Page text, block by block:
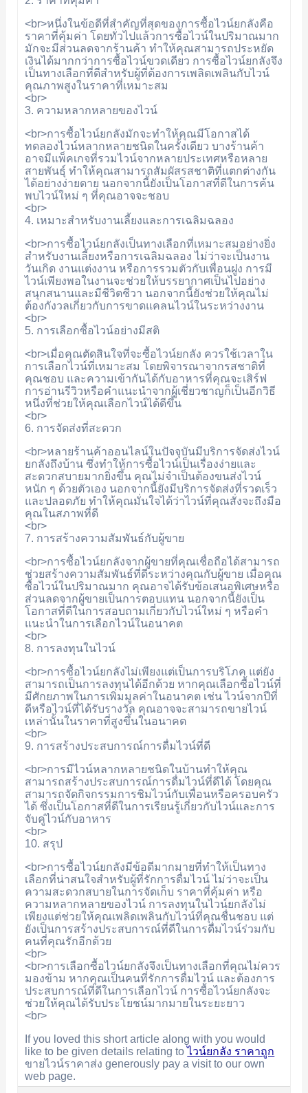
<br>หนึ่งในข้อดีที่สำคัญที่สุดของการซื้อไวน์ยกลังคือ
ราคาที่คุ้มค่า โดยทั่วไปแล้วการซื้อไวน์ในปริมาณมาก
มักจะมีส่วนลดจากร้านค้า ทำให้คุณสามารถประหยัด
เงินได้มากกว่าการซื้อไวน์ขวดเดียว การซื้อไวน์ยกลังจึง
เป็นทางเลือกที่ดีสำหรับผู้ที่ต้องการเพลิดเพลินกับไวน์
คุณภาพสูงในราคาที่เหมาะสม
<br>
3. ความหลากหลายของไวน์
<br>การซื้อไวน์ยกลังมักจะทำให้คุณมีโอกาสได้
ทดลองไวน์หลากหลายชนิดในครั้งเดียว บางร้านค้า
อาจมีแพ็คเกจที่รวมไวน์จากหลายประเทศหรือหลาย
สายพันธุ์ ทำให้คุณสามารถสัมผัสรสชาติที่แตกต่างกัน
ได้อย่างง่ายดาย นอกจากนี้ยังเป็นโอกาสที่ดีในการค้น
พบไวน์ใหม่ ๆ ที่คุณอาจจะชอบ
<br>
4. เหมาะสำหรับงานเลี้ยงและการเฉลิมฉลอง
<br>การซื้อไวน์ยกลังเป็นทางเลือกที่เหมาะสมอย่างยิ่ง
สำหรับงานเลี้ยงหรือการเฉลิมฉลอง ไม่ว่าจะเป็นงาน
วันเกิด งานแต่งงาน หรือการรวมตัวกับเพื่อนฝูง การมี
ไวน์เพียงพอในงานจะช่วยให้บรรยากาศเป็นไปอย่าง
สนุกสนานและมีชีวิตชีวา นอกจากนี้ยังช่วยให้คุณไม่
ต้องกังวลเกี่ยวกับการขาดแคลนไวน์ในระหว่างงาน
<br>
5. การเลือกซื้อไวน์อย่างมีสติ
<br>เมื่อคุณตัดสินใจที่จะซื้อไวน์ยกลัง ควรใช้เวลาใน
การเลือกไวน์ที่เหมาะสม โดยพิจารณาจากรสชาติที่
คุณชอบ และความเข้ากันได้กับอาหารที่คุณจะเสิร์ฟ
การอ่านรีวิวหรือคำแนะนำจากผู้เชี่ยวชาญก็เป็นอีกวิธี
หนึ่งที่ช่วยให้คุณเลือกไวน์ได้ดีขึ้น
<br>
6. การจัดส่งที่สะดวก
<br>หลายร้านค้าออนไลน์ในปัจจุบันมีบริการจัดส่งไวน์
ยกลังถึงบ้าน ซึ่งทำให้การซื้อไวน์เป็นเรื่องง่ายและ
สะดวกสบายมากยิ่งขึ้น คุณไม่จำเป็นต้องขนส่งไวน์
หนัก ๆ ด้วยตัวเอง นอกจากนี้ยังมีบริการจัดส่งที่รวดเร็ว
และปลอดภัย ทำให้คุณมั่นใจได้ว่าไวน์ที่คุณสั่งจะถึงมือ
คุณในสภาพที่ดี
<br>
7. การสร้างความสัมพันธ์กับผู้ขาย
<br>การซื้อไวน์ยกลังจากผู้ขายที่คุณเชื่อถือได้สามารถ
ช่วยสร้างความสัมพันธ์ที่ดีระหว่างคุณกับผู้ขาย เมื่อคุณ
ซื้อไวน์ในปริมาณมาก คุณอาจได้รับข้อเสนอพิเศษหรือ
ส่วนลดจากผู้ขายเป็นการตอบแทน นอกจากนี้ยังเป็น
โอกาสที่ดีในการสอบถามเกี่ยวกับไวน์ใหม่ ๆ หรือคำ
แนะนำในการเลือกไวน์ในอนาคต
<br>
8. การลงทุนในไวน์
<br>การซื้อไวน์ยกลังไม่เพียงแต่เป็นการบริโภค แต่ยัง
สามารถเป็นการลงทุนได้อีกด้วย หากคุณเลือกซื้อไวน์ที่
มีศักยภาพในการเพิ่มมูลค่าในอนาคต เช่น ไวน์จากปีที่
ดีหรือไวน์ที่ได้รับรางวัล คุณอาจจะสามารถขายไวน์
เหล่านั้นในราคาที่สูงขึ้นในอนาคต
<br>
9. การสร้างประสบการณ์การดื่มไวน์ที่ดี
<br>การมีไวน์หลากหลายชนิดในบ้านทำให้คุณ
สามารถสร้างประสบการณ์การดื่มไวน์ที่ดีได้ โดยคุณ
สามารถจัดกิจกรรมการชิมไวน์กับเพื่อนหรือครอบครัว
ได้ ซึ่งเป็นโอกาสที่ดีในการเรียนรู้เกี่ยวกับไวน์และการ
จับคู่ไวน์กับอาหาร
<br>
10. สรุป
<br>การซื้อไวน์ยกลังมีข้อดีมากมายที่ทำให้เป็นทาง
เลือกที่น่าสนใจสำหรับผู้ที่รักการดื่มไวน์ ไม่ว่าจะเป็น
ความสะดวกสบายในการจัดเก็บ ราคาที่คุ้มค่า หรือ
ความหลากหลายของไวน์ การลงทุนในไวน์ยกลังไม่
เพียงแต่ช่วยให้คุณเพลิดเพลินกับไวน์ที่คุณชื่นชอบ แต่
ยังเป็นการสร้างประสบการณ์ที่ดีในการดื่มไวน์ร่วมกับ
คนที่คุณรักอีกด้วย
<br>
<br>การเลือกซื้อไวน์ยกลังจึงเป็นทางเลือกที่คุณไม่ควร
มองข้าม หากคุณเป็นคนที่รักการดื่มไวน์ และต้องการ
ประสบการณ์ที่ดีในการเลือกไวน์ การซื้อไวน์ยกลังจะ
ช่วยให้คุณได้รับประโยชน์มากมายในระยะยาว
<br>
If you loved this short article along with you would
like to be given details relating toไวน์ยกลัง ราคาถูก
ขายไวน์ราคาส่ง generously pay a visit to our own
web page.